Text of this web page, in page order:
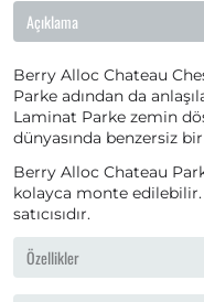
Açıklama
Berry Alloc Chateau
Parke adından da
Laminat Parke zemin
dünyasında benzersiz
Berry Alloc Chateau
kolayca monte edilebilir.
satıcısıdır.
Özellikler